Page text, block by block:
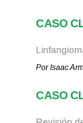
CASO
Por Isaac
CASO